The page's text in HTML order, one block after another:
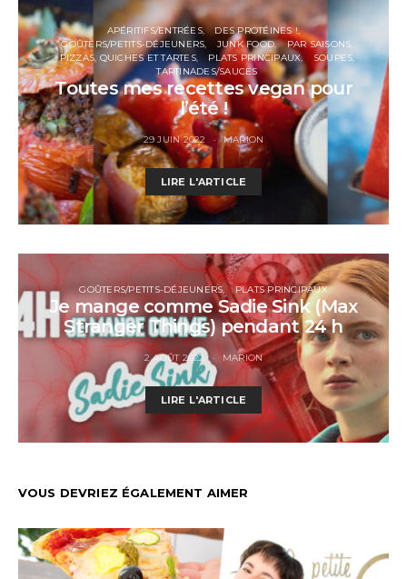
APÉRITIFS/ENTRÉES
DES PROTÉINES !
GOÛTERS/PETITS-DÉJEUNERS
JUNK FOOD
PAR SAISONS
PIZZAS, QUICHES ET TARTES
PLATS PRINCIPAUX
SOUPES
TARTINADES/SAUCES
Toutes mes recettes vegan pour
l’été !
29 JUIN 2022 MARION
LIRE L'ARTICLE
GOÛTERS/PETITS-DÉJEUNERS PLATS PRINCIPAUX
Je mange comme Sadie Sink (Max
Stranger Things) pendant 24 h
2 AOÛT 2022 MARION
LIRE L'ARTICLE
VOUS DEVRIEZ ÉGALEMENT AIMER